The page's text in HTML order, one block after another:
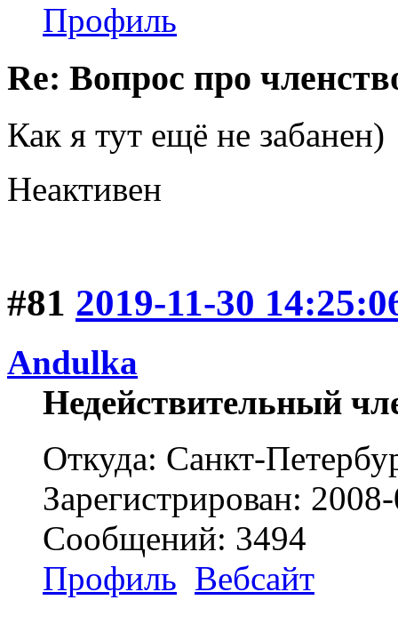
Профиль
Re: Вопрос про
Как я тут ещё не забанен)
Неактивен
#81 2019-11-30
Andulka
Недействительный
Откуда: Санкт-
Зарегистрирован:
Сообщений: 3494
Профиль Вебсайт